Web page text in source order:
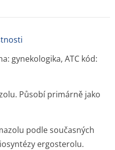
gynekologika, ATC kód:
Působí primárně jako
podle současných
ergosterolu.